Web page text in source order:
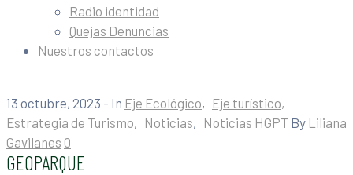
Radio identidad
Quejas Denuncias
Nuestros contactos
13 octubre, 2023 - In Eje Ecológico‚ Eje turístico,
Estrategia de Turismo‚ Noticias‚ Noticias HGPT By Liliana
Gavilanes 0
GEOPARQUE